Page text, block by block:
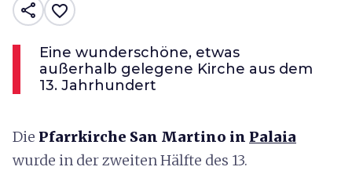
share favorite_border
Eine wunderschöne, etwas
außerhalb gelegene Kirche aus dem
13. Jahrhundert
Die Pfarrkirche San Martino in Palaia
wurde in der zweiten Hälfte des 13.